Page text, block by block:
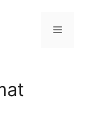
Menu